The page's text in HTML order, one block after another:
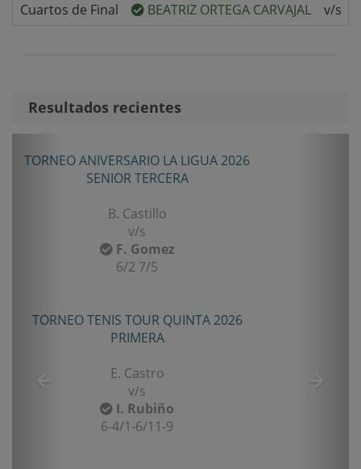
Cuartos de Final
BEATRIZ ORTEGA CARVAJAL v/s
Resultados recientes
TORNEO ANIVERSARIO LA LIGUA 2026
SENIOR TERCERA
B. Castillo
v/s
F. Gomez
6/2 7/5
TORNEO TENIS TOUR QUINTA 2026
PRIMERA
E. Castro
v/s
I. Rubiño
6-4/1-6/11-9